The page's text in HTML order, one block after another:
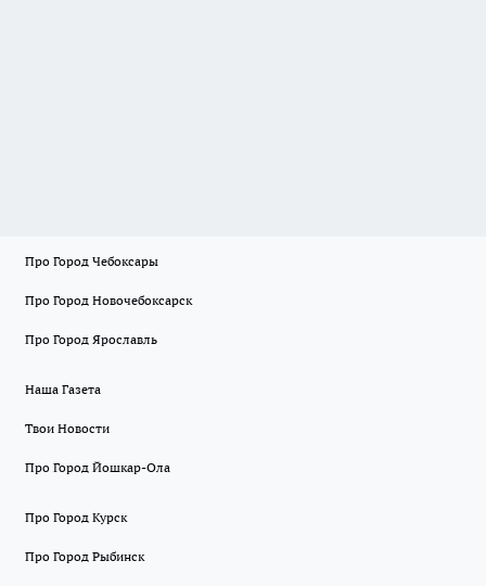
Про Город Чебоксары
Про Город Новочебоксарск
Про Город Ярославль
Наша Газета
Твои Новости
Про Город Йошкар-Ола
Про Город Курск
Про Город Рыбинск